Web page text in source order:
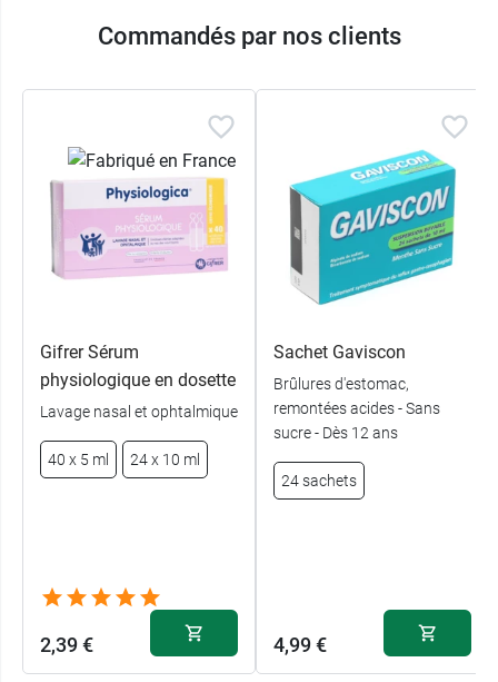
Commandés par nos clients
Gifrer Sérum
physiologique en dosette
Lavage nasal et ophtalmique
40 x 5 ml 24 x 10 ml
2,39 €
Sachet Gaviscon
Brûlures d'estomac,
remontées acides - Sans
sucre - Dès 12 ans
24 sachets
4,99 €